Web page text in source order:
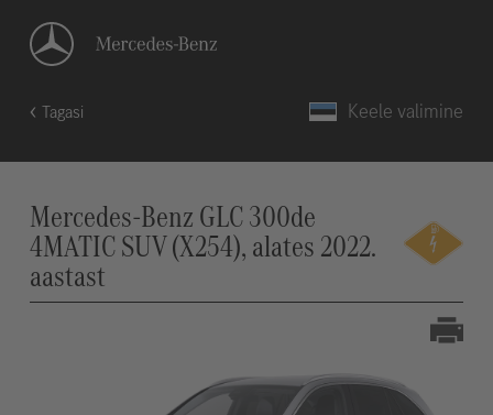
Tagasi Keele valimine
Mercedes-Benz GLC 300de
4MATIC SUV (X254), alates 2022.
aastast